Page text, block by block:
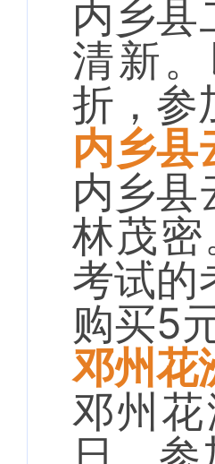
内乡县
清新
折，参
内乡县
内乡县
林茂
考试的
购买5
邓州花
邓州